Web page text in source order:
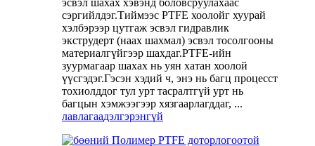
сэргийлдэг.Тиймээс PTFE хоолойг хуурай
хэлбэрээр цутгаж эсвэл гидравлик
экструдерт (наах шахмал) эсвэл тосолгооны
материалгүйгээр шахдаг.PTFE-ийн
зуурмагаар шахах нь уян хатан хоолой
үүсгэдэг.Гэсэн хэдий ч, энэ нь багц процесст
тохиолддог тул урт тасралтгүй урт нь
багцын хэмжээгээр хязгаарлагддаг, ...
лавлагаадэлгэрэнгүй